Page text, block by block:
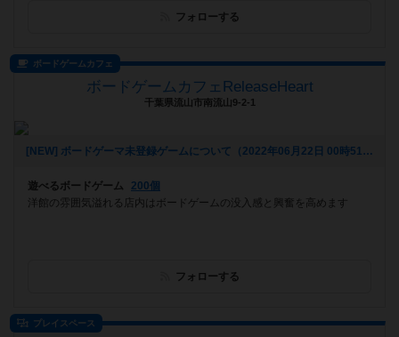
フォローする
ボードゲームカフェ
ボードゲームカフェReleaseHeart
千葉県流山市南流山9-2-1
[NEW] ボードゲーマ未登録ゲームについて（2022年06月22日 00時51分）
遊べるボードゲーム
200個
洋館の雰囲気溢れる店内はボードゲームの没入感と興奮を高めます
フォローする
プレイスペース